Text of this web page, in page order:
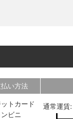
い方法
トカード
ンビニ
通常運賃: